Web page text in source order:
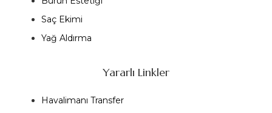
Saç Ekimi
Yağ Aldırma
Yararlı Linkler
Havalimanı Transfer